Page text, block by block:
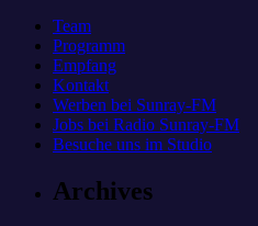
Team
Programm
Empfang
Kontakt
Werben bei Sunray-FM
Jobs bei Radio Sunray-FM
Besuche uns im Studio
Archives